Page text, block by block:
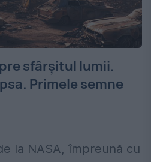
sfârșitul lumii.
Primele semne
la NASA, împreună cu